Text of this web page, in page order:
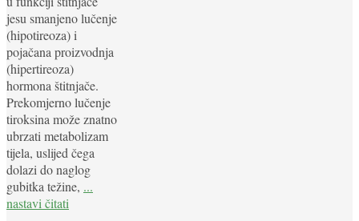
jesu smanjeno lučenje
(hipotireoza) i
pojačana proizvodnja
(hipertireoza)
hormona štitnjače.
Prekomjerno lučenje
tiroksina može znatno
ubrzati metabolizam
tijela, uslijed čega
dolazi do naglog
gubitka težine, ...
nastavi čitati